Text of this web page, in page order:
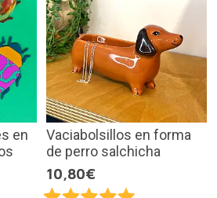
en
Vaciabolsillos en forma
de perro salchicha
10,80€